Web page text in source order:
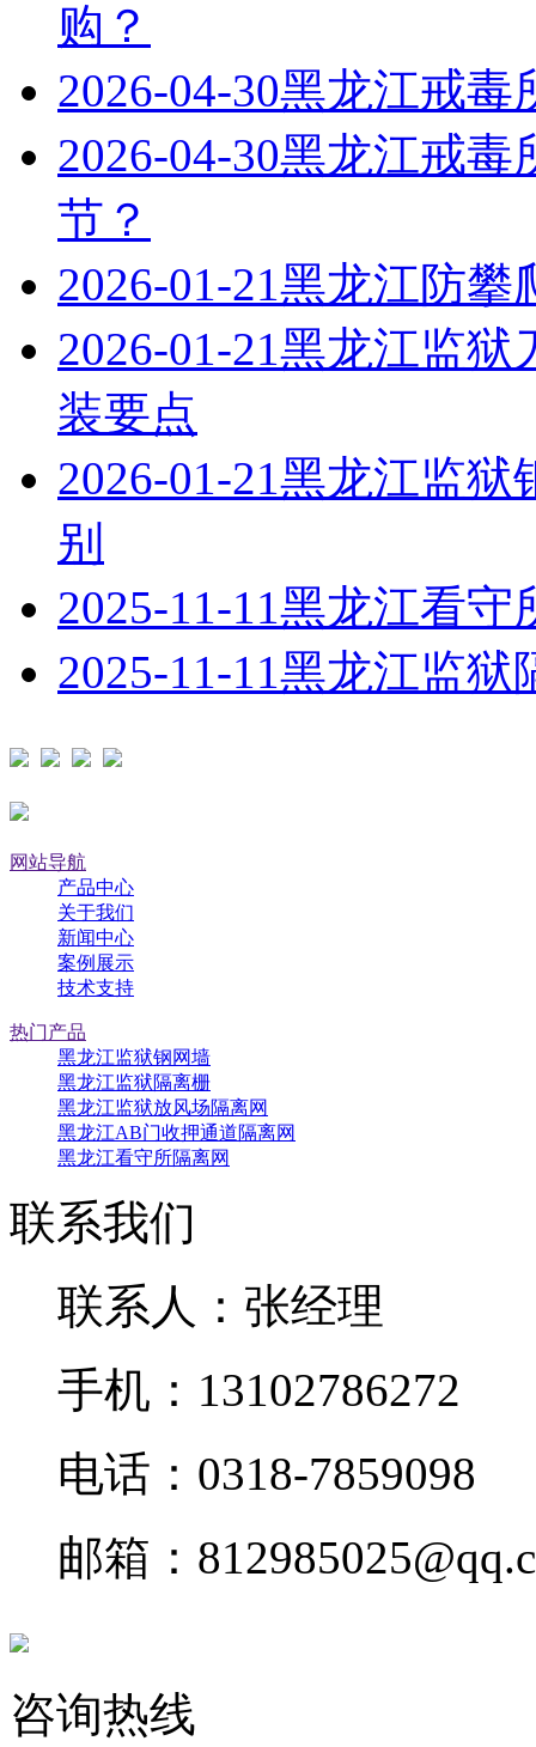
购？
2026-04-30黑龙江戒毒
2026-04-30黑龙江戒毒
节？
2026-01-21黑龙江防攀
2026-01-21黑龙江监狱
装要点
2026-01-21黑龙江监狱
别
2025-11-11黑龙江看守
2025-11-11黑龙江监狱
网站导航
产品中心
关于我们
新闻中心
案例展示
技术支持
热门产品
黑龙江监狱钢网墙
黑龙江监狱隔离栅
黑龙江监狱放风场隔离网
黑龙江AB门收押通道隔离网
黑龙江看守所隔离网
联系我们
联系人：张经理
手机：13102786272
电话：0318-7859098
邮箱：
咨询热线